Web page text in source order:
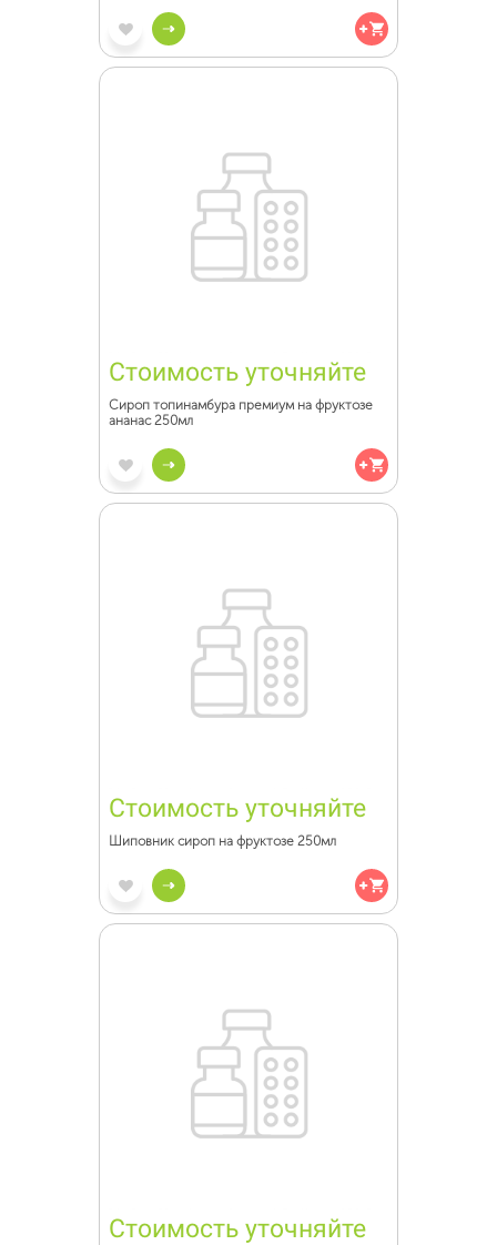
Стоимость уточняйте
Сироп топинамбура премиум на фруктозе
ананас 250мл
Стоимость уточняйте
Шиповник сироп на фруктозе 250мл
Стоимость уточняйте